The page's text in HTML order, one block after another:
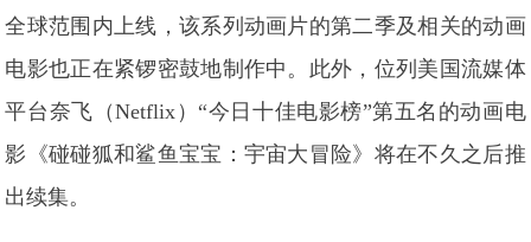
全球范围内上线，该系列动画片的第二季及相关的动画
电影也正在紧锣密鼓地制作中。此外，位列美国流媒体
平台奈飞（Netflix）“今日十佳电影榜”第五名的动画电
影《碰碰狐和鲨鱼宝宝：宇宙大冒险》将在不久之后推
出续集。